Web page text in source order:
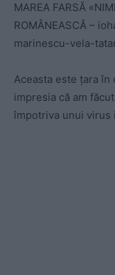
MAREA FARSĂ
ROMÂNEASCĂ –
marinescu-vela-
Aceasta este țara în
impresia că am
împotriva unui virus